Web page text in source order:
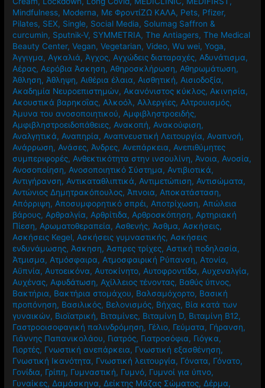
INTERAMERICAN,La Roche-Posay,Lipikar Eczema Med
Cream,Lockdown,Long Covid, MEDICLINIC,MEDIFIRST
Mindfulness, Moderna,Mε ΦροντίΖΩ ΚΑΛΑ,Pets,Pfizer
Pilates,SEX,Single, Social Media, Solumag Saffron &
curcumin,Sputnik-V,SYMMETRIA, The Antiagers, The Medical
Beauty Center,Vegan,Vegetarian,Video,Wu wei,Yoga,
Άγγιγμα,Αγκαλιά,Άγχος ,Αγχώδεις διαταραχές,Αδυνάτισμα
Αέρας,Αερόβια Άσκηση, Αθηροσκλήρωση, Αθηρωμάτωση
Άθληση,Άθληψη,Αιθέρια έλαια,Αισθητική ,Αισιοδοξία,
Ακαδημία Νευροεπιστημών,Ακανόνιστος κύκλος,Ακινησία
Ακουστικά βαρηκοΐας,Αλκοόλ,Αλλεργίες,Αλτρουισμός
Άμυνα του ανοσοποιητικού,Αμφιβληστροειδής,
Αμφιβληστροειδοπάθειες,Ανακοπή,Ανακούφιση,
Αναλγητικά ,Αναπηρία,Αναπνευστική Λειτουργία,Αναπνοή
Ανάρρωση,Ανάσες,Άνδρες,Ανεπάρκεια,Ανεπιθύμητες
συμπεριφορές ,Ανθεκτικότητα στην ινσουλίνη,Άνοια
Ανοσοποίηση ,Ανοσοποιητικό Σύστημα,Αντιβιοτικά,
Αντιγήρανση,Αντικαταθλιπτικά,Αντιμετώπιση,Αντισώματα
Αντώνιος Δημητρακόπουλος ,Άπνοια,Αποκατάσταση,
Απόρριψη,Αποσυμφορητικό σπρέι,Αποτρίχωση,Απώλεια
βάρους,Αρθραλγία,Αρθρίτιδα,Αρθροσκόπηση,Αρτηριακή
Πίεση,Αρωματοθεραπεία, Ασθενής,Άσθμα,Ασκήσεις
Ασκήσεις Kegel,Ασκήσεις γυμναστικής ,Ασκήσεις
ενδυνάμωσης,Άσκηση ,Άσπρες τρίχες ,Αστική ποδηλασία
Άτμισμα,Ατμόσφαιρα,Ατμοσφαιρική Ρύπανση, Ατονία,
Αϋπνία,Αυτοεικόνα,Αυτοκίνητο ,Αυτοφροντίδα,Αυχεναλγία
Αυχένας,Αφυδάτωση,Αχίλλειος τένοντας,Βαθύς ύπνος
Βακτήρια,Βακτήρια στομάχου,Βαλσαμόχορτο, Βασική
προπόνηση,Βασιλικός,Βελονισμός,Βήχας,Βία κατά των
γυναικών,Βιοϊατρική,Βιταμίνες,Βιταμίνη D,Βιταμίνη Β12,
Γαστροοισοφαγική παλινδρόμηση ,Γέλιο,Γεύματα,Γήρανση
Γιάννης Παπανικολάου,Γιατρός,Γιατροσόφια,Γιόγκα,
Γιορτές,Γνωστική ανεπάρκεια,Γνωστική εξασθένηση,
Γνωστική Ικανότητα,Γνωστική λειτουργία ,Γόνατα,